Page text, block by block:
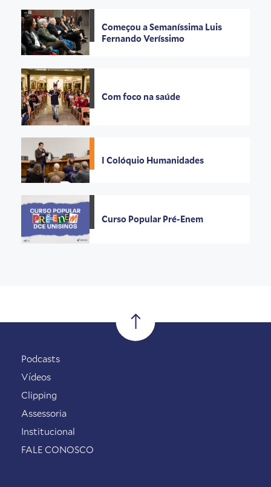
Começou a Semaníssima Luis
Fernando Veríssimo
Com foco na saúde
I Colóquio Humanidades
Curso Popular Pré-Enem
Podcasts
Vídeos
Clipping
Assessoria
Institucional
FALE CONOSCO